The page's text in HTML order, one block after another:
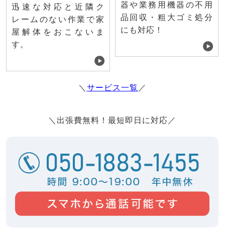
迅速な対応と近隣ク
レームのない作業で家
屋解体をおこないま
す。
器や業務用機器の不用
品回収・粗大ゴミ処分
にも対応！
＼ サービス一覧 ／
＼出張費無料！最短即日に対応／